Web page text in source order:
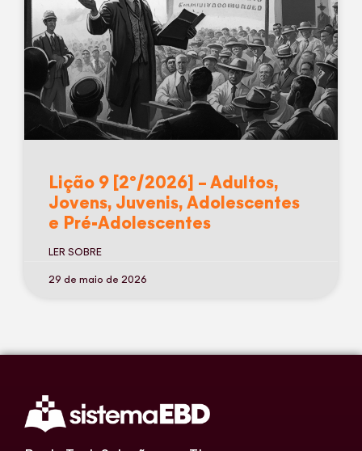
Lição 9 [2º/2026] – Adultos,
Jovens, Juvenis, Adolescentes
e Pré-Adolescentes
LER SOBRE
29 de maio de 2026